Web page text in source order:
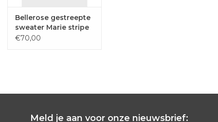
Bellerose gestreepte
sweater Marie stripe
€70,00
Meld je aan voor onze nieuwsbrief: